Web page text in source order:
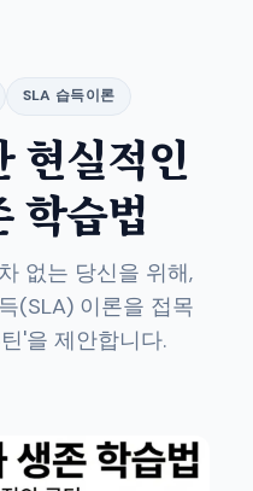
SLA 습득이론
현실적인
학습법
없는 당신을 위해,
(SLA) 이론을 접목
'을 제안합니다.